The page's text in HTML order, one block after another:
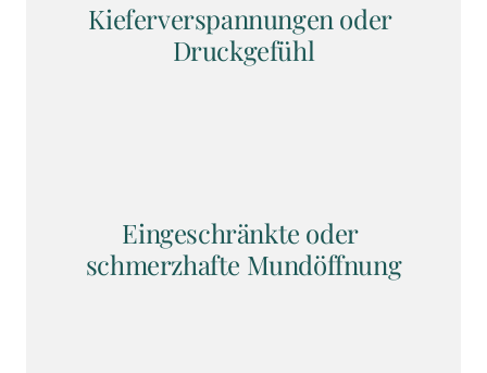
Kieferverspannungen oder
Druckgefühl
Eingeschränkte oder
schmerzhafte Mundöffnung